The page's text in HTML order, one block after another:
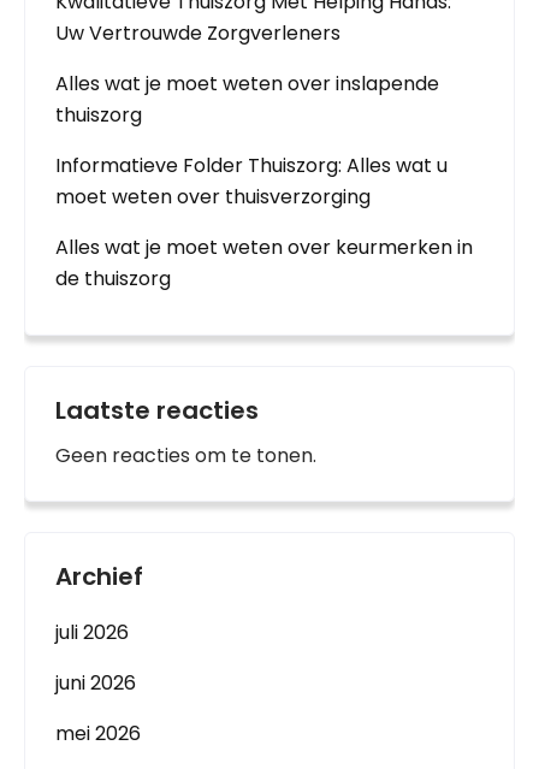
Uw Vertrouwde Zorgverleners
Alles wat je moet weten over inslapende
thuiszorg
Informatieve Folder Thuiszorg: Alles wat u
moet weten over thuisverzorging
Alles wat je moet weten over keurmerken in
de thuiszorg
Laatste reacties
Geen reacties om te tonen.
Archief
juli 2026
juni 2026
mei 2026